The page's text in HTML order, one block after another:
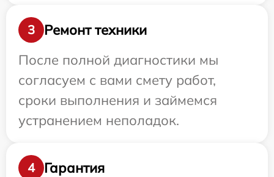
3
Ремонт техники
После полной диагностики мы
согласуем с вами смету работ,
сроки выполнения и займемся
устранением неполадок.
4
Гарантия